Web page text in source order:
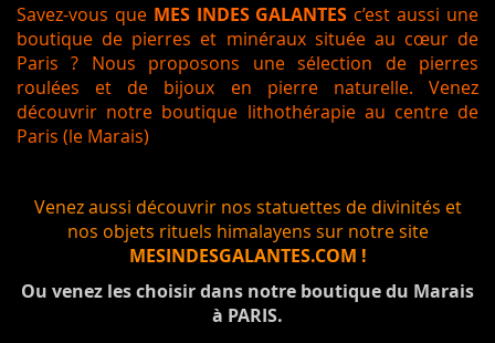
Savez-vous que MES INDES GALANTES c’est aussi une
boutique de pierres et minéraux située au cœur de
Paris ? Nous proposons une sélection de pierres
roulées et de bijoux en pierre naturelle. Venez
découvrir notre boutique lithothérapie au centre de
Paris (le Marais)
Venez aussi découvrir nos statuettes de divinités et
nos objets rituels himalayens sur notre site
MESINDESGALANTES.COM !
Ou venez les choisir dans notre boutique du Marais
à PARIS.